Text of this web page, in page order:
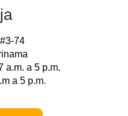
74
a.m. a 5 p.m.
a 5 p.m.